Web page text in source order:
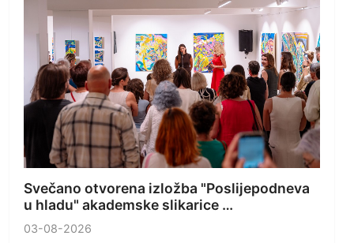
Svečano otvorena izložba "Poslijepodneva
u hladu" akademske slikarice …
03-08-2026